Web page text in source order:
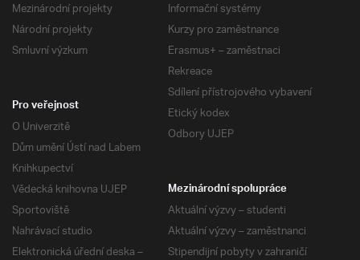
Mezinárodní projekty
Národní projekty
Smluvní výzkum
Informační systémy
Kurzy pro zaměstnance
Erasmus+ – zaměstnaci
Rekreace
Sdílení přístrojového vybavení
Etický kodex
Odbory UJEP
Pro veřejnost
O Univerzitě
Dům umění Ústí nad Labem
Knihkupectví
Vědecká knihovna UJEP
Sportoviště
Nahrávací studio
Elektronická úřední deska –
Mezinárodní spolupráce
Aktuální výzvy – studenti
Aktuální výzvy – zaměstnanci
Stipendijní pobyty v zahraničí